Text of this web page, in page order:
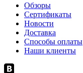
Обзоры
Сертификаты
Новости
Доставка
Способы оплаты
Наши клиенты